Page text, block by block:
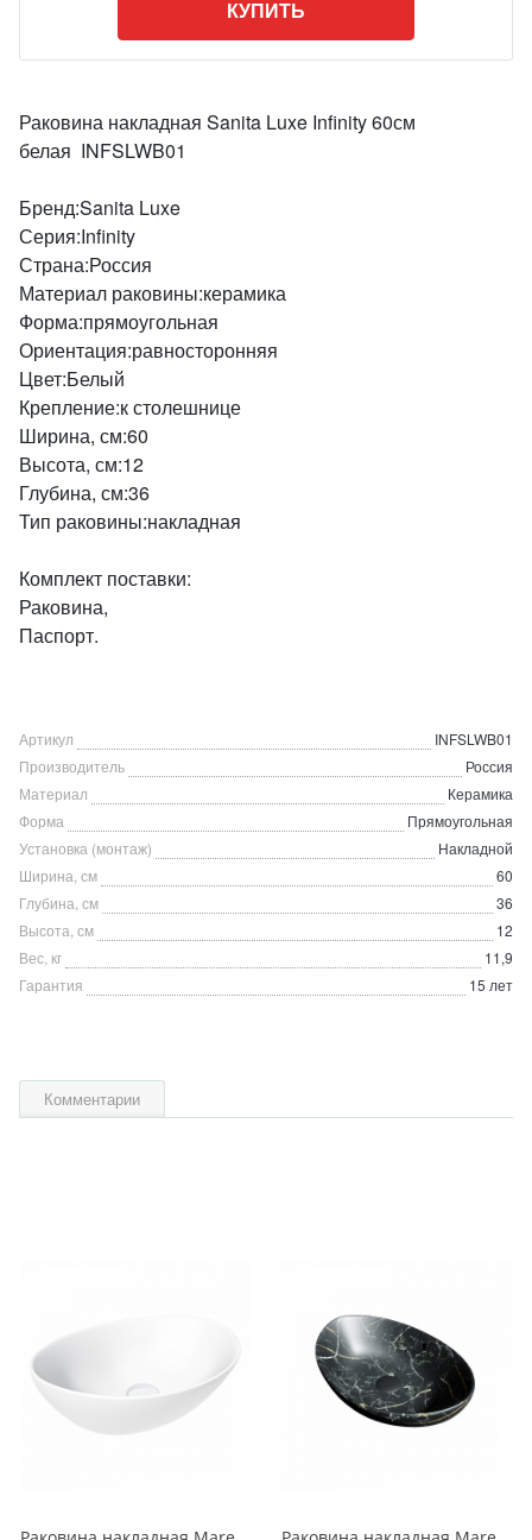
КУПИТЬ
Раковина накладная Sanita Luxe Infinity 60см
белая INFSLWB01
Бренд:Sanita Luxe
Серия:Infinity
Страна:Россия
Материал раковины:керамика
Форма:прямоугольная
Ориентация:равносторонняя
Цвет:Белый
Крепление:к столешнице
Ширина, см:60
Высота, см:12
Глубина, см:36
Тип раковины:накладная
Комплект поставки:
Раковина,
Паспорт.
Артикул
INFSLWB01
Производитель
Россия
Материал
Керамика
Форма
Прямоугольная
Установка (монтаж)
Накладной
Ширина, см
60
Глубина, см
36
Высота, см
12
Вес, кг
11,9
Гарантия
15 лет
Комментарии